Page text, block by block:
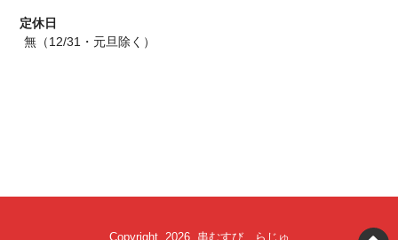
定休日
無（12/31・元旦除く）
Copyright 2026 串むすび らじゅ